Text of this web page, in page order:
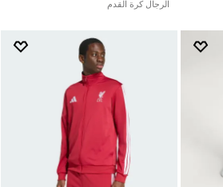
الرجال كرة القدم